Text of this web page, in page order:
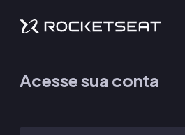
Acesse sua conta